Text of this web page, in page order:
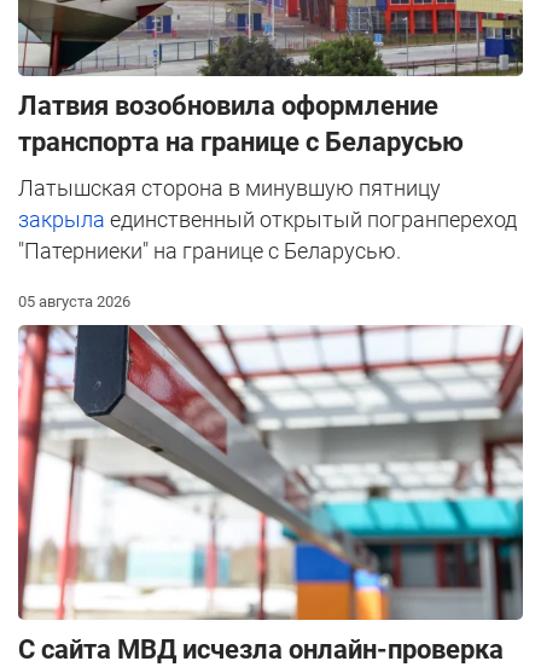
Латвия возобновила оформление
транспорта на границе с Беларусью
Латышская сторона в минувшую пятницу
закрыла единственный открытый погранпереход
"Патерниеки" на границе с Беларусью.
05 августа 2026
С сайта МВД исчезла онлайн-проверка